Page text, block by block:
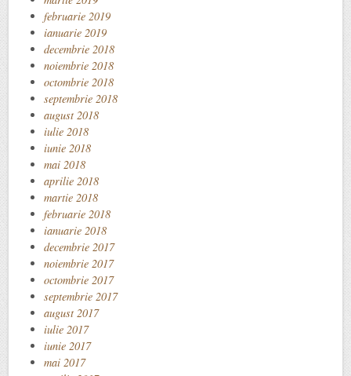
februarie 2019
ianuarie 2019
decembrie 2018
noiembrie 2018
octombrie 2018
septembrie 2018
august 2018
iulie 2018
iunie 2018
mai 2018
aprilie 2018
martie 2018
februarie 2018
ianuarie 2018
decembrie 2017
noiembrie 2017
octombrie 2017
septembrie 2017
august 2017
iulie 2017
iunie 2017
mai 2017